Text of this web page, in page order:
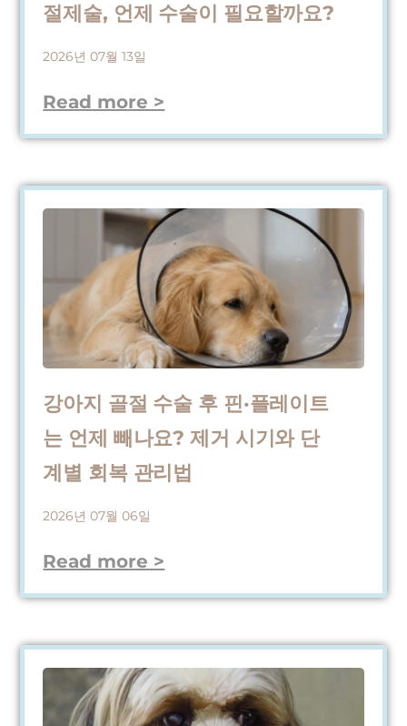
절제술, 언제 수술이 필요할까요?
2026년 07월 13일
Read more >
강아지 골절 수술 후 핀·플레이트
는 언제 빼나요? 제거 시기와 단
계별 회복 관리법
2026년 07월 06일
Read more >